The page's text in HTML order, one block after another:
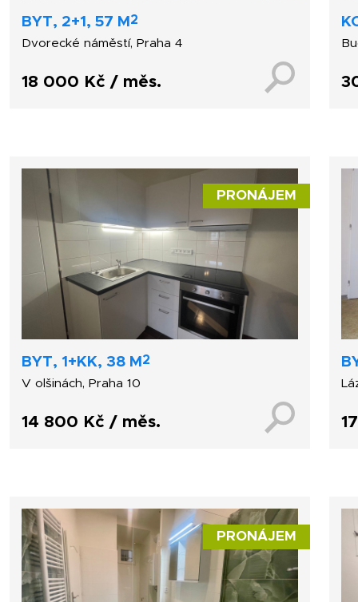
BYT, 2+1, 57 M 2
Dvorecké náměstí, Praha 4
18 000 Kč / měs.
PRONÁJEM
BYT, 1+KK, 38 M 2
V olšinách, Praha 10
14 800 Kč / měs.
PRONÁJEM